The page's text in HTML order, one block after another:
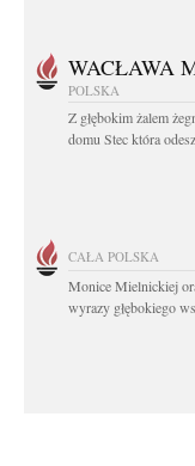
WACŁAWA
POLSKA
Z głębokim żalem
domu Stec która
CAŁA POLSKA
Monice Mielnickiej
wyrazy głębokiego